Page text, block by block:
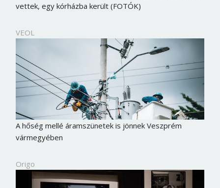
vettek, egy kórházba került (FOTÓK)
VEOL
A hőség mellé áramszünetek is jönnek Veszprém
vármegyében
Origo